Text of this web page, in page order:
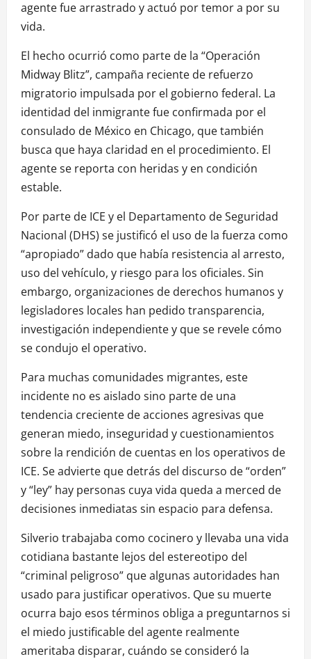
agente fue arrastrado y actuó por temor a por su
vida.
El hecho ocurrió como parte de la “Operación
Midway Blitz”, campaña reciente de refuerzo
migratorio impulsada por el gobierno federal. La
identidad del inmigrante fue confirmada por el
consulado de México en Chicago, que también
busca que haya claridad en el procedimiento. El
agente se reporta con heridas y en condición
estable.
Por parte de ICE y el Departamento de Seguridad
Nacional (DHS) se justificó el uso de la fuerza como
“apropiado” dado que había resistencia al arresto,
uso del vehículo, y riesgo para los oficiales. Sin
embargo, organizaciones de derechos humanos y
legisladores locales han pedido transparencia,
investigación independiente y que se revele cómo
se condujo el operativo.
Para muchas comunidades migrantes, este
incidente no es aislado sino parte de una
tendencia creciente de acciones agresivas que
generan miedo, inseguridad y cuestionamientos
sobre la rendición de cuentas en los operativos de
ICE. Se advierte que detrás del discurso de “orden”
y “ley” hay personas cuya vida queda a merced de
decisiones inmediatas sin espacio para defensa.
Silverio trabajaba como cocinero y llevaba una vida
cotidiana bastante lejos del estereotipo del
“criminal peligroso” que algunas autoridades han
usado para justificar operativos. Que su muerte
ocurra bajo esos términos obliga a preguntarnos si
el miedo justificable del agente realmente
ameritaba disparar, cuándo se consideró la